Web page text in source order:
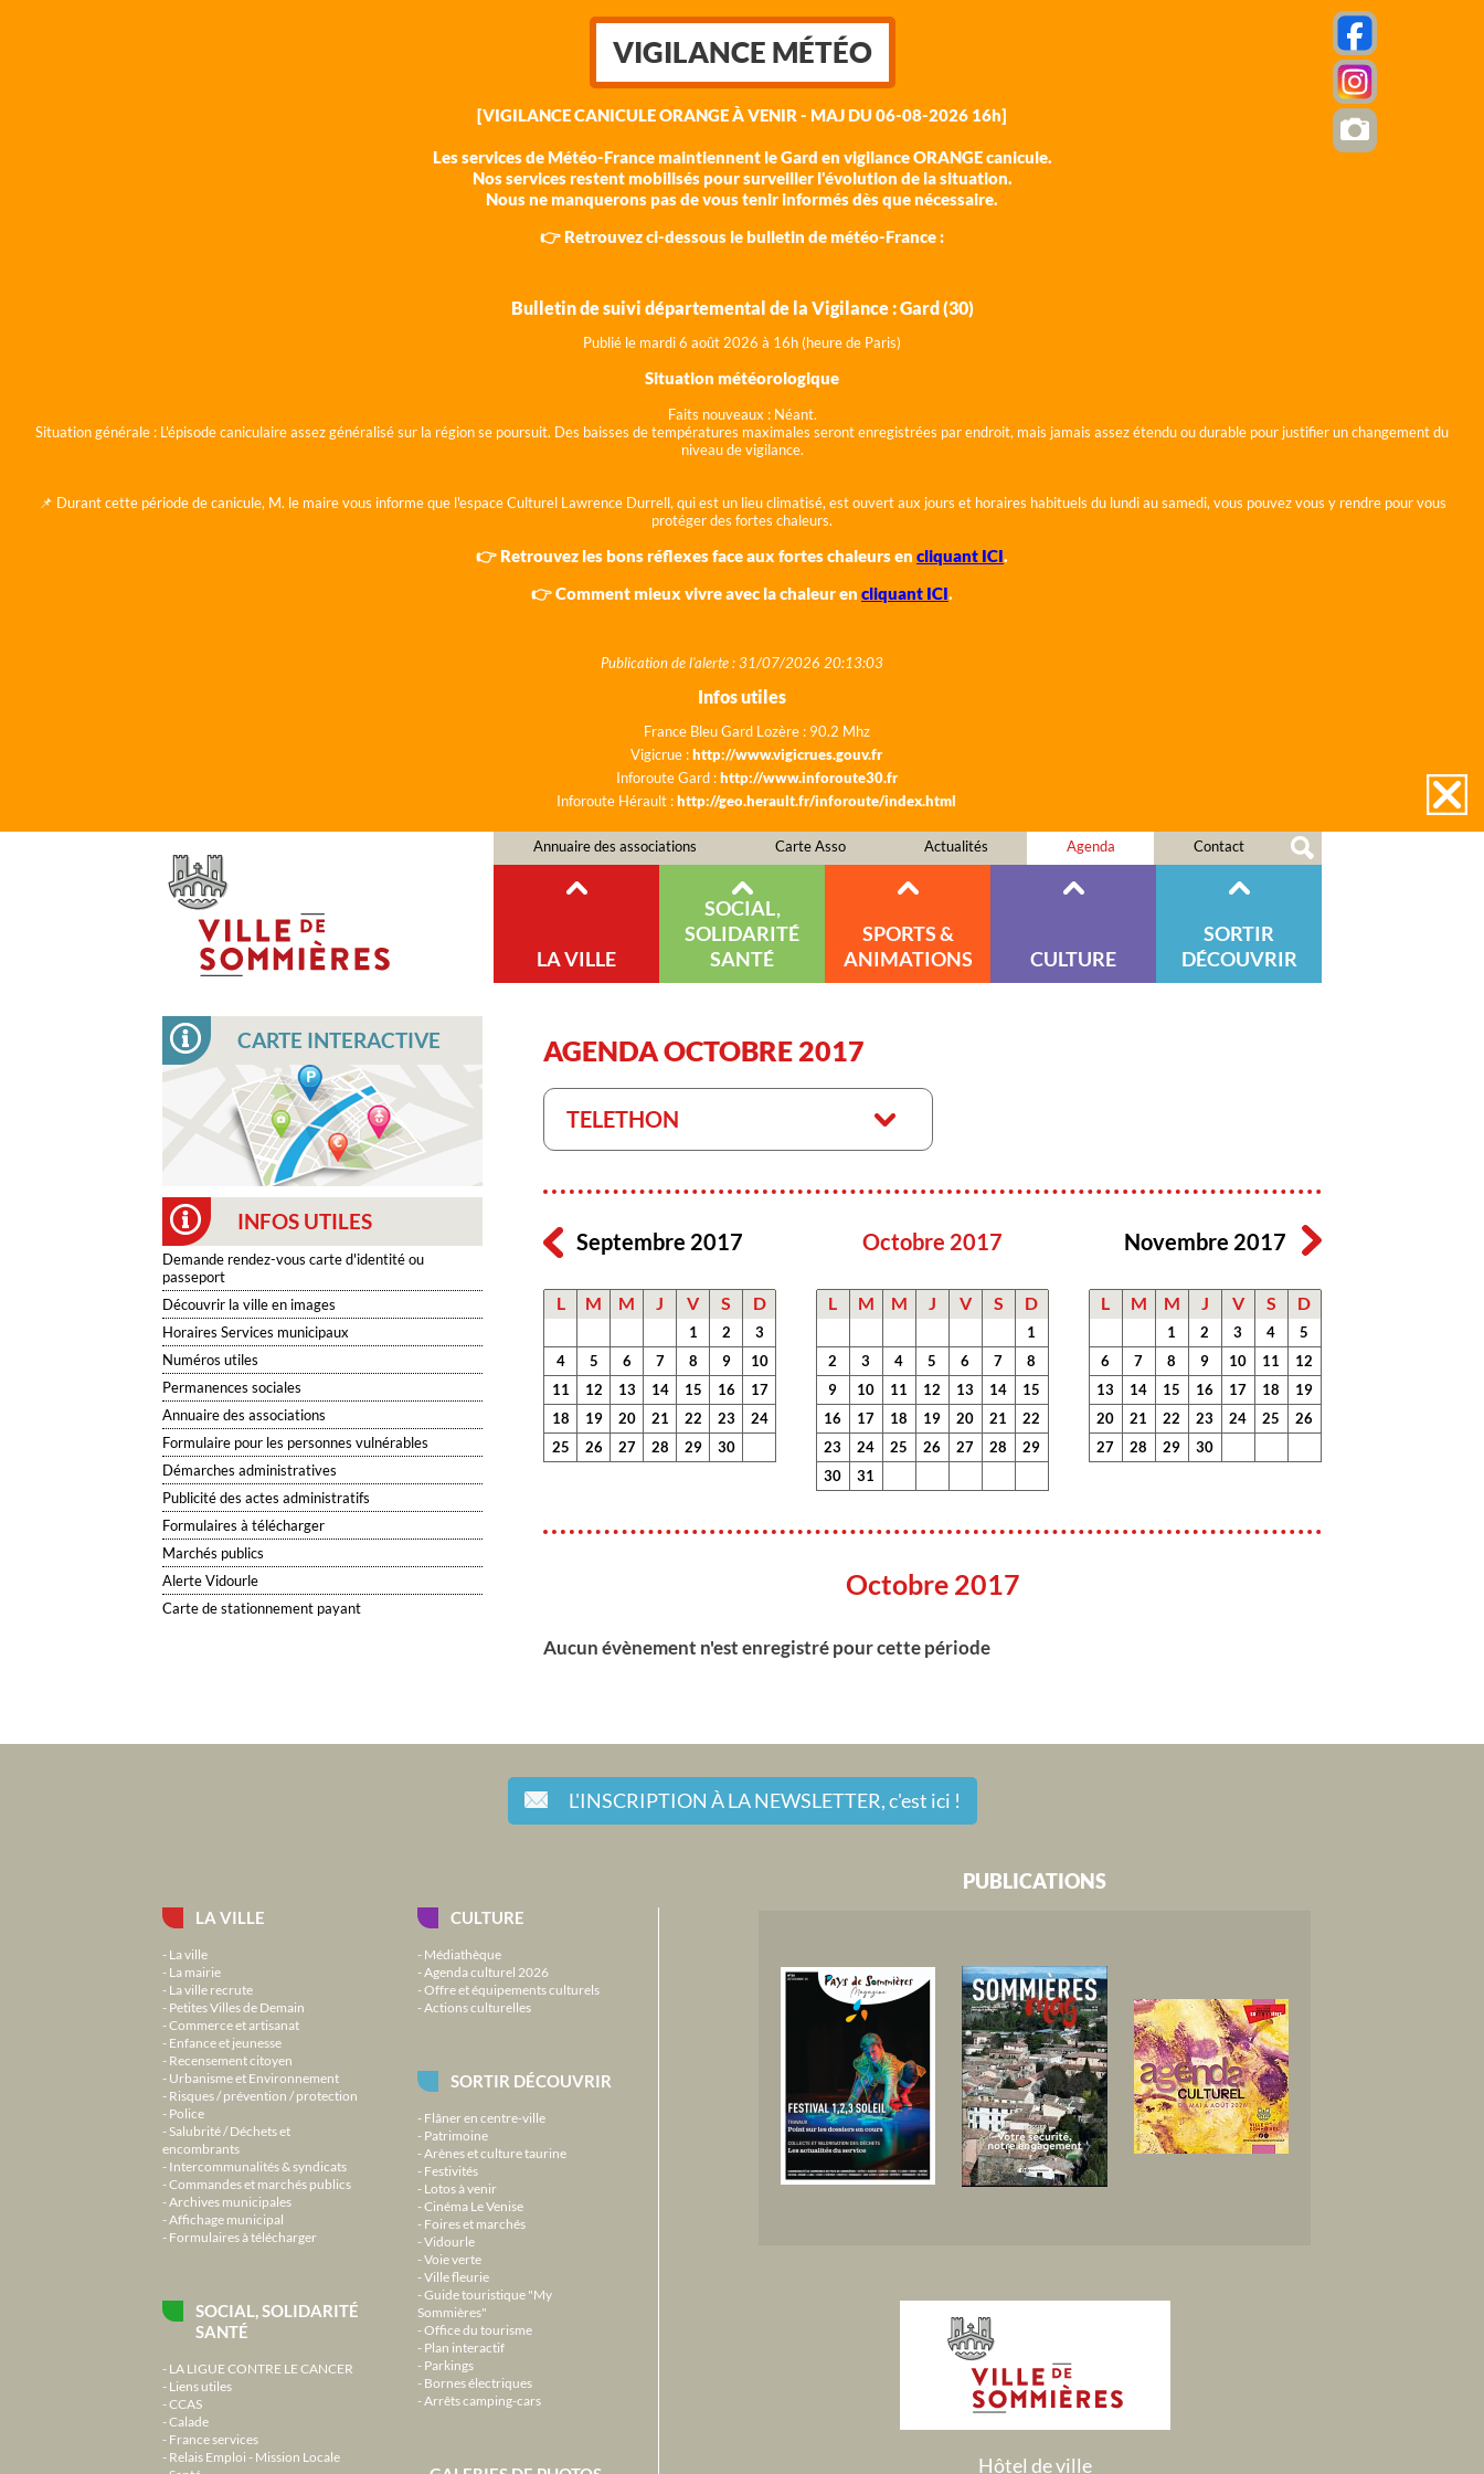
VIGILANCE MÉTÉO
[VIGILANCE CANICULE ORANGE À VENIR - MAJ DU 06-08-2026 16h]
Les services de Météo-France maintiennent le Gard en vigilance ORANGE canicule.
Nos services restent mobilisés pour surveiller l'évolution de la situation.
Nous ne manquerons pas de vous tenir informés dès que nécessaire.
👉 Retrouvez ci-dessous le bulletin de météo-France :
Bulletin de suivi départemental de la Vigilance : Gard (30)
Publié le mardi 6 août 2026 à 16h (heure de Paris)
Situation météorologique
Faits nouveaux : Néant.
Situation générale : L'épisode caniculaire assez généralisé sur la région se poursuit. Des baisses de températures maximales seront enregistrées par endroit, mais jamais assez étendu ou durable pour justifier un changement du
niveau de vigilance.
📌 Durant cette période de canicule, M. le maire vous informe que l'espace Culturel Lawrence Durrell, qui est un lieu climatisé, est ouvert aux jours et horaires habituels du lundi au samedi, vous pouvez vous y rendre pour vous
protéger des fortes chaleurs.
👉 Retrouvez les bons réflexes face aux fortes chaleurs en cliquant ICI.
👉 Comment mieux vivre avec la chaleur en cliquant ICI.
Publication de l'alerte : 31/07/2026 20:13:03
Infos utiles
France Bleu Gard Lozère : 90.2 Mhz
Vigicrue :http://www.vigicrues.gouv.fr
Inforoute Gard :http://www.inforoute30.fr
Inforoute Hérault :http://geo.herault.fr/inforoute/index.html
Annuaire des associations Carte Asso Actualités Agenda Contact
LA VILLE
SOCIAL,
SOLIDARITÉ
SANTÉ
SPORTS &
ANIMATIONS
CULTURE
SORTIR
DÉCOUVRIR
CARTE INTERACTIVE
INFOS UTILES
Demande rendez-vous carte d'identité ou
passeport
Découvrir la ville en images
Horaires Services municipaux
Numéros utiles
Permanences sociales
Annuaire des associations
Formulaire pour les personnes vulnérables
Démarches administratives
Publicité des actes administratifs
Formulaires à télécharger
Marchés publics
Alerte Vidourle
Carte de stationnement payant
AGENDA OCTOBRE 2017
TELETHON
Septembre 2017
L M M J V S D
1 2
3
4
5 6 7 8 9
10
11
12 13 14 15 16
17
18
19 20 21 22 23
24
25
26 27 28 29 30
Octobre 2017
L M M J V S D
1
2
3 4 5 6 7
8
9
10 11 12 13 14
15
16
17 18 19 20 21
22
23
24 25 26 27 28
29
30
31
Novembre 2017
L M M J V S D
1 2 3 4
5
6
7 8 9 10 11
12
13
14 15 16 17 18
19
20
21 22 23 24 25
26
27
28 29 30
Octobre 2017
Aucun évènement n'est enregistré pour cette période
L'INSCRIPTION À LA NEWSLETTER,c'est ici !
LA VILLE
La ville
La mairie
La ville recrute
Petites Villes de Demain
Commerce et artisanat
Enfance et jeunesse
Recensement citoyen
Urbanisme et Environnement
Risques / prévention / protection
Police
Salubrité / Déchets et
encombrants
Intercommunalités & syndicats
Commandes et marchés publics
Archives municipales
Affichage municipal
Formulaires à télécharger
SOCIAL, SOLIDARITÉ
SANTÉ
LA LIGUE CONTRE LE CANCER
Liens utiles
CCAS
Calade
France services
Relais Emploi - Mission Locale
CULTURE
Médiathèque
Agenda culturel 2026
Offre et équipements culturels
Actions culturelles
SORTIR DÉCOUVRIR
Flâner en centre-ville
Patrimoine
Arènes et culture taurine
Festivités
Lotos à venir
Cinéma Le Venise
Foires et marchés
Vidourle
Voie verte
Ville fleurie
Guide touristique "My
Sommières"
Office du tourisme
Plan interactif
Parkings
Bornes électriques
Arrêts camping-cars
PUBLICATIONS
Hôtel de ville